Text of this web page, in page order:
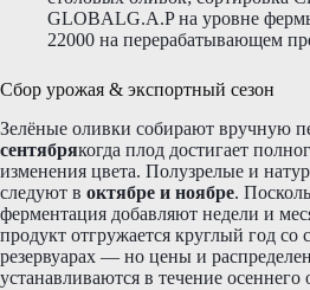
GLOBALG.A.P на уровне
22000 на перерабатывающем
Сбор урожая & экспортный сезон
Зелёные оливки собирают вручную
сентябрякогда плод достигает
изменения цвета. Полузрелые и
следуют в октябре и ноябре.
ферментация добавляют недели и
продукт отгружается круглый год со
резервуарах — но цены и
устанавливаются в течение осеннего